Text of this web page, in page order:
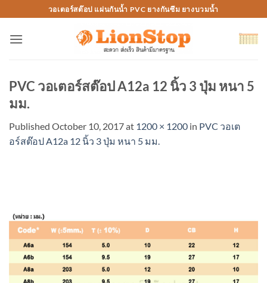
to
content
วอเตอร์สต๊อป แผ่นกันน้ำ PVC ยางกันซึม ยางบวมน้ำ
PVC วอเตอร์สต๊อป A12a 12 นิ้ว 3 ปุ่ม หนา 5
มม.
Published October 10, 2017at 1200 × 1200 in PVC วอเต
อร์สต๊อป A12a 12 นิ้ว 3 ปุ่ม หนา 5 มม.